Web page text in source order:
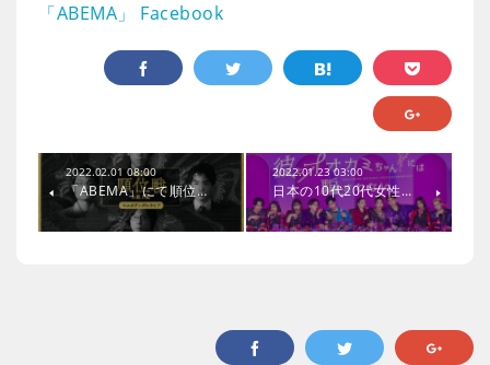
「ABEMA」 Facebook
2022.02.01 08:00
「ABEMA」にて順位…
2022.01.23 03:00
日本の10代20代女性…